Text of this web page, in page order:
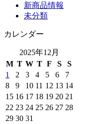
新商品情報
未分類
カレンダー
2025年12月
M T W T F S
S
1
2 3 4 5 6
7
8
9 10 11 12 13 14
15 16 17 18 19 20 21
22 23 24 25 26 27 28
29 30 31